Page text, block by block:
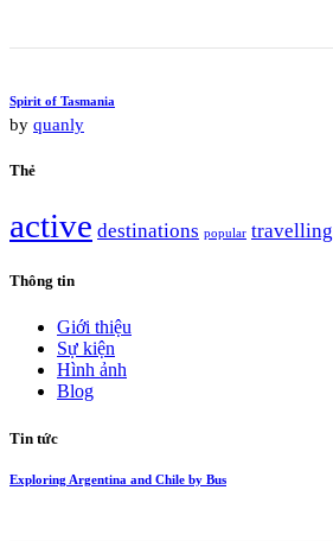
Spirit of Tasmania
by quanly
Thẻ
active destinations popular travelling
Thông tin
Giới thiệu
Sự kiện
Hình ảnh
Blog
Tin tức
Exploring Argentina and Chile by Bus